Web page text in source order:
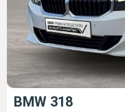
BMW 318